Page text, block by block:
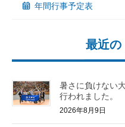
年間行事予定表
最近の
暑さに負けない
行われました。
2026年8月9日